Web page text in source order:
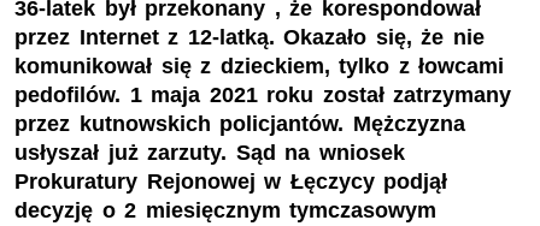
36-latek był przekonany , że korespondował
przez Internet z 12-latką. Okazało się, że nie
komunikował się z dzieckiem, tylko z łowcami
pedofilów. 1 maja 2021 roku został zatrzymany
przez kutnowskich policjantów. Mężczyzna
usłyszał już zarzuty. Sąd na wniosek
Prokuratury Rejonowej w Łęczycy podjął
decyzję o 2 miesięcznym tymczasowym